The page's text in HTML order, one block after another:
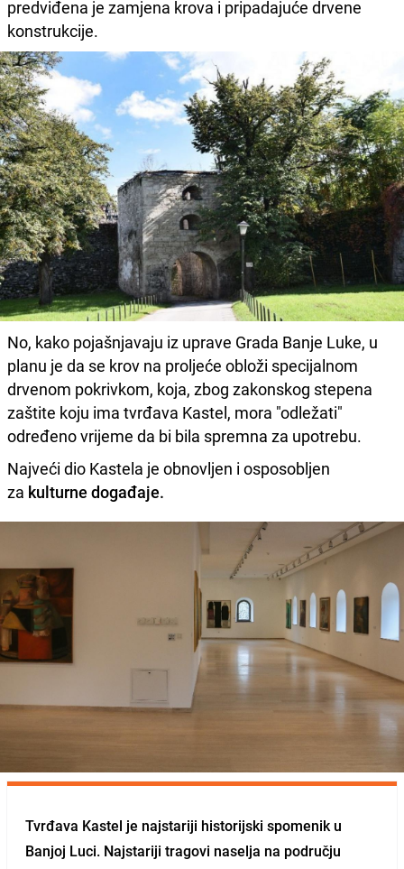
predviđena je zamjena krova i pripadajuće drvene
konstrukcije.
No, kako pojašnjavaju iz uprave Grada Banje Luke, u
planu je da se krov na proljeće obloži specijalnom
drvenom pokrivkom, koja, zbog zakonskog stepena
zaštite koju ima tvrđava Kastel, mora "odležati"
određeno vrijeme da bi bila spremna za upotrebu.
Najveći dio Kastela je obnovljen i osposobljen
za kulturne događaje.
Tvrđava Kastel je najstariji historijski spomenik u
Banjoj Luci. Najstariji tragovi naselja na području